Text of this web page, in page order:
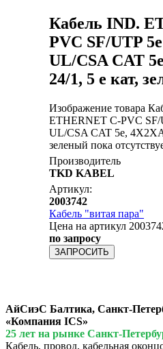
Кабель IND.
PVC SF/UTP
UL/CSA CAT
24/1, 5 e кат,
Изображение товара
ETHERNET C-PVC SF/
UL/CSA CAT 5e,
зеленый пока
Производитель
TKD KABEL
Артикул:
2003742
Кабель "витая пара"
Цена на артикул
по запросу
ЗАПРОСИТЬ
АйСиэС Балтика, Санкт-
«Компания ICS»
25 лет на рынке Санкт-
Кабель, провод, кабельная